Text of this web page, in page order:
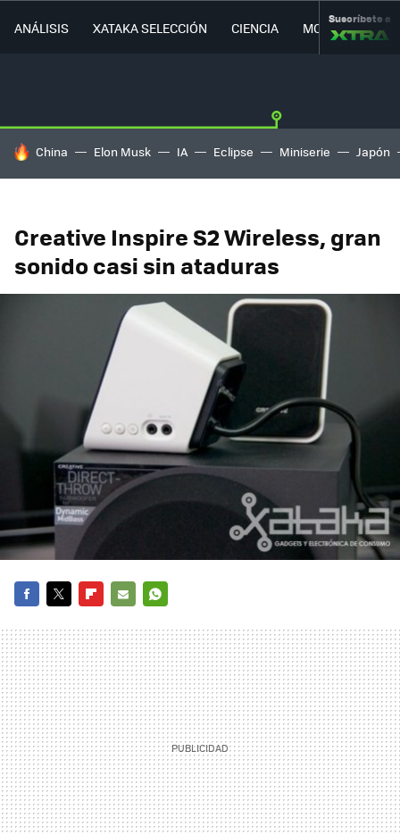
ANÁLISIS XATAKA SELECCIÓN CIENCIA MOVILIDAD
Suscríbete a
HOY SE HABLA DE
China Elon Musk IA Eclipse Miniserie Japón
Creative Inspire S2 Wireless, gran
sonido casi sin ataduras
MAIL